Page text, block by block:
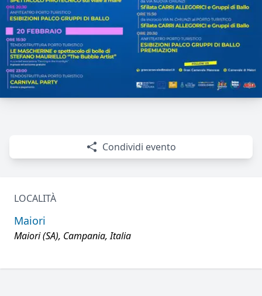
Condividi evento
LOCALITÀ
Maiori
Maiori (SA), Campania, Italia